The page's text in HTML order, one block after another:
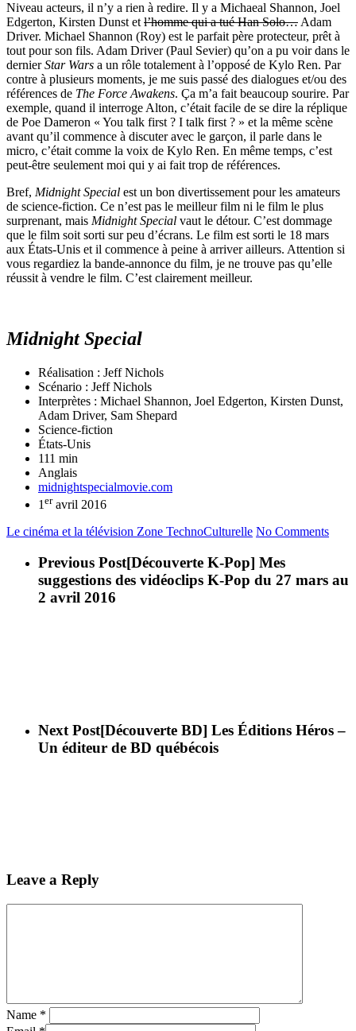
Niveau acteurs, il n’y a rien à redire. Il y a Michaeal Shannon, Joel
Edgerton, Kirsten Dunst et l’homme qui a tué Han Solo… Adam
Driver. Michael Shannon (Roy) est le parfait père protecteur, prêt à
tout pour son fils. Adam Driver (Paul Sevier) qu’on a pu voir dans le
dernierStar Wars a un rôle totalement à l’opposé de Kylo Ren. Par
contre à plusieurs moments, je me suis passé des dialogues et/ou des
références de The Force Awakens. Ça m’a fait beaucoup sourire. Par
exemple, quand il interroge Alton, c’était facile de se dire la réplique
de Poe Dameron « You talk first ? I talk first ? » et la même scène
avant qu’il commence à discuter avec le garçon, il parle dans le
micro, c’était comme la voix de Kylo Ren. En même temps, c’est
peut-être seulement moi qui y ai fait trop de références.
Bref, Midnight Special est un bon divertissement pour les amateurs
de science-fiction. Ce n’est pas le meilleur film ni le film le plus
surprenant, mais Midnight Special vaut le détour. C’est dommage
que le film soit sorti sur peu d’écrans. Le film est sorti le 18 mars
aux États-Unis et il commence à peine à arriver ailleurs. Attention si
vous regardiez la bande-annonce du film, je ne trouve pas qu’elle
réussit à vendre le film. C’est clairement meilleur.
Midnight Special
Réalisation : Jeff Nichols
Scénario : Jeff Nichols
Interprètes : Michael Shannon, Joel Edgerton, Kirsten Dunst,
Adam Driver, Sam Shepard
Science-fiction
États-Unis
111 min
Anglais
midnightspecialmovie.com
1eravril 2016
Le cinéma et la télévision Zone TechnoCulturelle No Comments
Previous Post[Découverte K-Pop] Mes
suggestions des vidéoclips K-Pop du 27 mars au
2 avril 2016
Next Post[Découverte BD] Les Éditions Héros –
Un éditeur de BD québécois
Leave a Reply
Name *